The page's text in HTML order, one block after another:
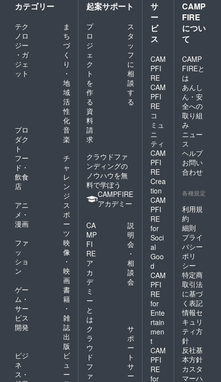
カテゴリー
テク
ノロ
ジー
・ガ
ジェ
ット
ま
ち
づ
く
り
・
地
域
活
性
化
プロ
ダク
ト
音
楽
フー
ド・
飲食
店
チ
ャ
レ
ン
ジ
アニ
メ・
漫画
ス
ポ
ー
ツ
ファ
ッ
ショ
ン
映
像
・
映
画
ゲー
ム・
サー
ビス
開発
書
籍
・
雑
誌
出
版
ビジ
ネ
ス・
ビ
ュ
ー
起案サポート
プ
ロ
ジ
ェ
ク
ト
を
作
る
ス
タ
ッ
フ
に
相
談
す
る
資
料
請
求
クラウドファ
ンディングの
ノウハウを無
料で学ぼう
CAMPFIRE
アカデミー
CA
MP
FI
RE
ア
カ
デ
ミ
ー
と
は
説
明
会
・
相
談
会
ク
ラ
ウ
ド
フ
ァ
サ
ポ
ー
ト
サ
ー
サ
ー
ビ
ス
CAM
PFI
RE
CAM
PFI
RE
コ
ミュ
ニ
ティ
CAM
PFI
RE
Crea
tion
CAM
PFI
RE
for
Soci
al
Goo
d
CAM
PFI
RE
for
Ente
rtain
men
t
CAM
PFI
RE
for
CAMP
FIRE
につい
て
CAMP
FIREと
は
あんし
ん・安
全への
取り組
み
ニュー
ス
ヘルプ
お問い
合わせ
各種規定
利用規
約
細則
プライ
バシー
ポリ
シー
特定商
取引法
に基づ
く表記
情報セ
キュリ
ティ方
針
反社基
本方針
カスタ
マーハ